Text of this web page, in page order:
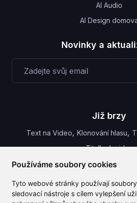
Používáme soubory cookies
Tyto webové stránky používají
sledovací nástroje s cílem vylepšení
AI Audio
AI Design
Novinky a
Již brzy
Text na Video, Klonování hlasu,
Titulky k videu
CLAILA kombinuje všechny nejlepší